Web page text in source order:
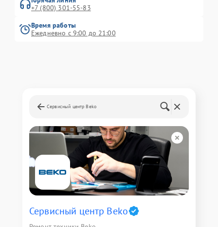
+7 (800) 301-55-83
Время работы
Ежедневно с 9:00 до 21:00
Сервисный центр Beko
Сервисный центр Beko